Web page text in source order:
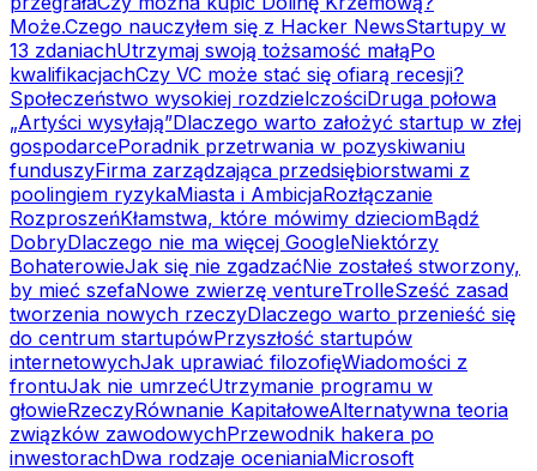
Może.Czego nauczyłem się z Hacker NewsStartupy w
13 zdaniachUtrzymaj swoją tożsamość małąPo
kwalifikacjachCzy VC może stać się ofiarą recesji?
Społeczeństwo wysokiej rozdzielczościDruga połowa
„Artyści wysyłają”Dlaczego warto założyć startup w złej
gospodarcePoradnik przetrwania w pozyskiwaniu
funduszyFirma zarządzająca przedsiębiorstwami z
poolingiem ryzykaMiasta i AmbicjaRozłączanie
RozproszeńKłamstwa, które mówimy dzieciomBądź
DobryDlaczego nie ma więcej GoogleNiektórzy
BohaterowieJak się nie zgadzaćNie zostałeś stworzony,
by mieć szefaNowe zwierzę ventureTrolleSześć zasad
tworzenia nowych rzeczyDlaczego warto przenieść się
do centrum startupówPrzyszłość startupów
internetowychJak uprawiać filozofięWiadomości z
frontuJak nie umrzećUtrzymanie programu w
głowieRzeczyRównanie KapitałoweAlternatywna teoria
związków zawodowychPrzewodnik hakera po
inwestorachDwa rodzaje ocenianiaMicrosoft